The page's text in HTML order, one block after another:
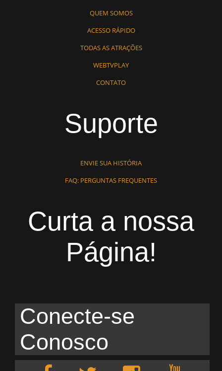
QUEM SOMOS
ACESSO RÁPIDO
TODAS AS ATRAÇÕES
WEBTVPLAY
CONTATO
Suporte
ENVIE SUA HISTÓRIA
FAQ: PERGUNTAS FREQUENTES
Curta a nossa
Página!
Conecte-se
Conosco